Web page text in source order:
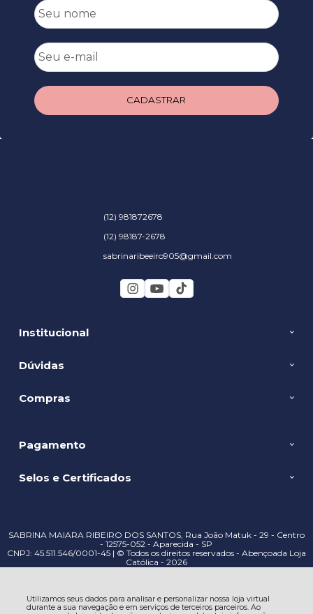
Utilizamos seus dados para analisar e personalizar nossa loja virtual
durante a sua navegação e em serviços de terceiros parceiros. Ao
CADASTRAR
Institucional
Dúvidas
Compras
(12) 981872678
(12) 98187-2678
sabrinaribeeiro905@gmail.com
Pagamento
Selos e Certificados
SABRINA MAIARA RIBEIRO DOS SANTOS, Rua João Matuk - 29 - Centro
- 12575-052 - Aparecida - SP
CNPJ: 45.511.546/0001-45 | © Todos os direitos reservados - Abençoada Loja
Católica - 2026